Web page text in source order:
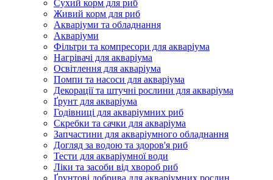
Сухий корм для риб
Живий корм для риб
Акваріуми та обладнання
Акваріуми
Фільтри та компресори для акваріума
Нагрівачі для акваріума
Освітлення для акваріума
Помпи та насоси для акваріума
Декорації та штучні рослини для акваріума
Ґрунт для акваріума
Годівниці для акваріумних риб
Скребки та сачки для акваріума
Запчастини для акваріумного обладнання
Догляд за водою та здоров'я риб
Тести для акваріумної води
Ліки та засоби від хвороб риб
Ґрунтові добрива для акваріумних рослин